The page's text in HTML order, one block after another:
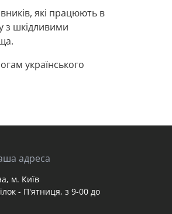
які працюють в
з шкідливими
українського
адреса
м. Київ
- П'ятниця, з 9-00 до